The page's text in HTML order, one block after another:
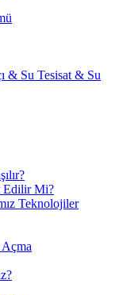
& Su Tesisat & Su
Edilir Mi?
Teknolojiler
Açma